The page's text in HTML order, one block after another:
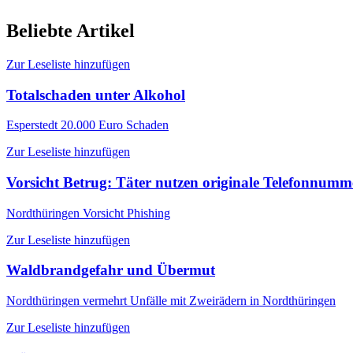
Beliebte Artikel
Zur Leseliste hinzufügen
Totalschaden unter Alkohol
Esperstedt 20.000 Euro Schaden
Zur Leseliste hinzufügen
Vorsicht Betrug: Täter nutzen originale
Nordthüringen Vorsicht Phishing
Zur Leseliste hinzufügen
Waldbrandgefahr und Übermut
Nordthüringen vermehrt Unfälle mit Zweirädern in Nordthüringen
Zur Leseliste hinzufügen